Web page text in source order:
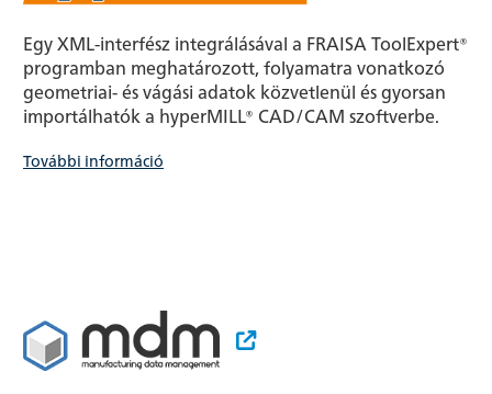
Egy XML-interfész integrálásával a FRAISA ToolExpert®
programban meghatározott, folyamatra vonatkozó
geometriai- és vágási adatok közvetlenül és gyorsan
importálhatók a hyperMILL® CAD/CAM szoftverbe.
További információ